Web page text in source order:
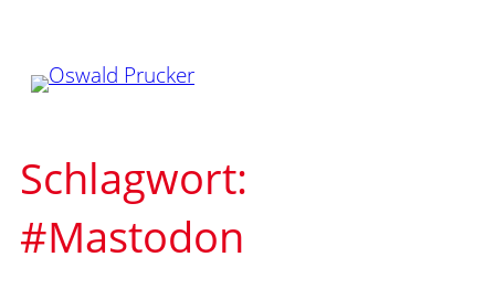
springen
Schlagwort:
#Mastodon